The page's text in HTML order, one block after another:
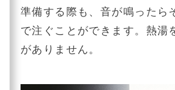
準備する際も、音が鳴ったら
で注ぐことができます。熱湯
がありません。